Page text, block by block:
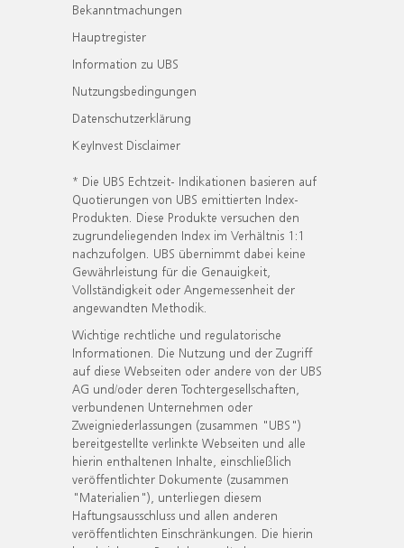
Bekanntmachungen
Hauptregister
Information zu UBS
Nutzungsbedingungen
Datenschutzerklärung
KeyInvest Disclaimer
* Die UBS Echtzeit- Indikationen basieren auf
Quotierungen von UBS emittierten Index-
Produkten. Diese Produkte versuchen den
zugrundeliegenden Index im Verhältnis 1:1
nachzufolgen. UBS übernimmt dabei keine
Gewährleistung für die Genauigkeit,
Vollständigkeit oder Angemessenheit der
angewandten Methodik.
Wichtige rechtliche und regulatorische
Informationen. Die Nutzung und der Zugriff
auf diese Webseiten oder andere von der UBS
AG und/oder deren Tochtergesellschaften,
verbundenen Unternehmen oder
Zweigniederlassungen (zusammen "UBS")
bereitgestellte verlinkte Webseiten und alle
hierin enthaltenen Inhalte, einschließlich
veröffentlichter Dokumente (zusammen
"Materialien"), unterliegen diesem
Haftungsausschluss und allen anderen
veröffentlichten Einschränkungen. Die hierin